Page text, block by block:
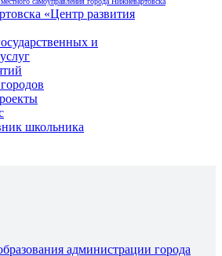
«Центр развития
и
школьника
администрации города